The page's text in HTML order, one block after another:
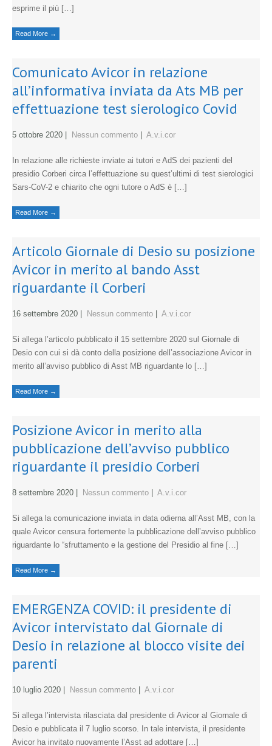
esprime il più […]
Read More →
Comunicato Avicor in relazione
all’informativa inviata da Ats MB per
effettuazione test sierologico Covid
5 ottobre 2020 Nessun commento A.v.i.cor
In relazione alle richieste inviate ai tutori e AdS dei pazienti del
presidio Corberi circa l’effettuazione su quest’ultimi di test sierologici
Sars-CoV-2 e chiarito che ogni tutore o AdS è […]
Read More →
Articolo Giornale di Desio su posizione
Avicor in merito al bando Asst
riguardante il Corberi
16 settembre 2020 Nessun commento A.v.i.cor
Si allega l’articolo pubblicato il 15 settembre 2020 sul Giornale di
Desio con cui si dà conto della posizione dell’associazione Avicor in
merito all’avviso pubblico di Asst MB riguardante lo […]
Read More →
Posizione Avicor in merito alla
pubblicazione dell’avviso pubblico
riguardante il presidio Corberi
8 settembre 2020 Nessun commento A.v.i.cor
Si allega la comunicazione inviata in data odierna all’Asst MB, con la
quale Avicor censura fortemente la pubblicazione dell’avviso pubblico
riguardante lo “sfruttamento e la gestione del Presidio al fine […]
Read More →
EMERGENZA COVID: il presidente di
Avicor intervistato dal Giornale di
Desio in relazione al blocco visite dei
parenti
10 luglio 2020 Nessun commento A.v.i.cor
Si allega l’intervista rilasciata dal presidente di Avicor al Giornale di
Desio e pubblicata il 7 luglio scorso. In tale intervista, il presidente
Avicor ha invitato nuovamente l’Asst ad adottare […]